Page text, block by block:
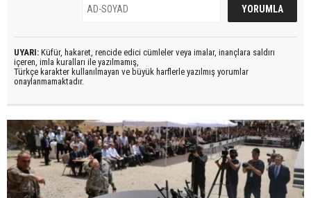
UYARI: Küfür, hakaret, rencide edici cümleler veya imalar, inançlara saldırı
içeren, imla kuralları ile yazılmamış,
Türkçe karakter kullanılmayan ve büyük harflerle yazılmış yorumlar
onaylanmamaktadır.